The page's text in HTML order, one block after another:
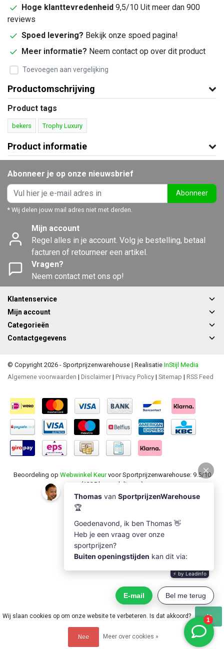
Hoge klanttevredenheid 9,5/10 Uit meer dan 900
reviews
Spoed levering? Bekijk onze spoed pagina!
Meer informatie? Neem contact op over dit product
Toevoegen aan vergelijking
Productomschrijving
Product tags
bekers Trophy Luxury
Product informatie
Abonneer je op onze nieuwsbrief
Abonneer
* Wij delen jouw mail adres niet met derden.
Mijn account
Regel alles in je account. Volg je bestelling, betaal
facturen of retourneer een artikel.
Vragen?
Neem contact met ons op!
Klantenservice
Mijn account
Categorieën
Contactgegevens
© Copyright 2026 - Sportprijzenwarehouse | Realisatie InStijl Media
Algemene voorwaarden | Disclaimer | Privacy Policy | Sitemap | RSS Feed
Beoordeling op Webwinkel Keurvoor Sportprijzenwarehouse: 9.5/10
(1235 beoordelingen)
Wij slaan cookies op om onze website te verbeteren. Is dat akkoord? Ja
Nee Meer over cookies »